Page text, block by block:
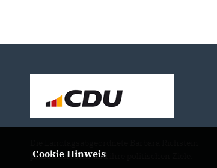
präsentiert sich und ihre politischen Ziele.
Cookie Hinweis